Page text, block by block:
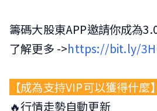
籌碼大股東APP邀請你成為
了解更多 ->https://bit.ly/
【成為支持VIP可以獲得什麼】
🔥行情走勢自動更新